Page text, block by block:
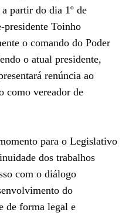
partir do dia 1º de
Toinho
o comando do Poder
o atual presidente,
renúncia ao
como vereador de
para o Legislativo
dos trabalhos
com o diálogo
do
de forma legal e